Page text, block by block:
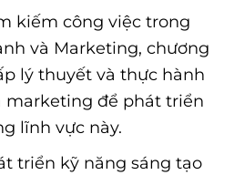
kiếm công việc trong
và Marketing, chương
lý thuyết và thực hành
marketing để phát triển
lĩnh vực này.
triển kỹ năng sáng tạo